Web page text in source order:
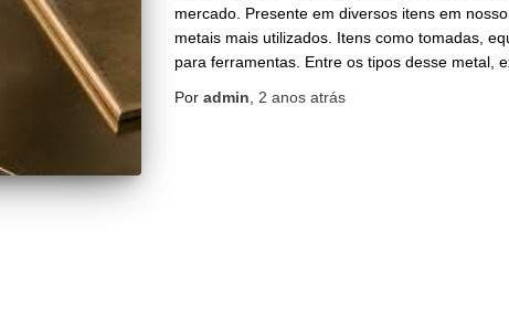
mercado. Presente em diversos itens em
metais mais utilizados. Itens como tomadas,
para ferramentas. Entre os tipos desse metal,
Por admin 2 anosatrás